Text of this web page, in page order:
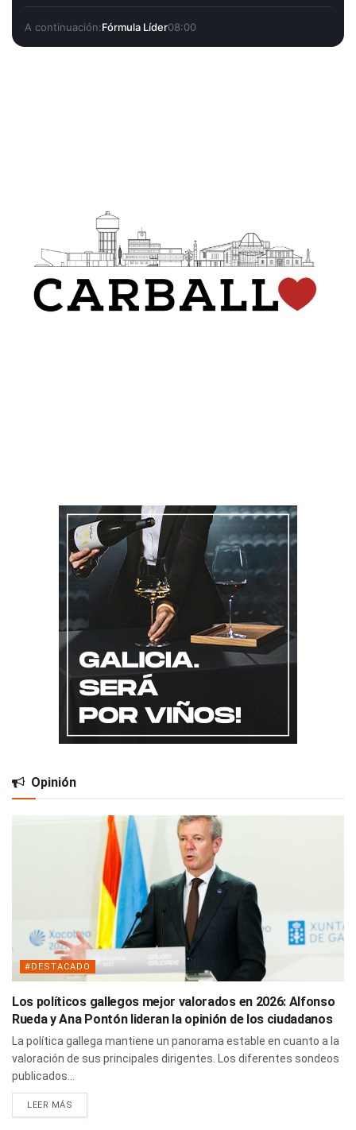
A continuación:Fórmula Líder08:00
Opinión
#DESTACADO
Los políticos gallegos mejor valorados en 2026: Alfonso
Rueda y Ana Pontón lideran la opinión de los ciudadanos
La política gallega mantiene un panorama estable en cuanto a la
valoración de sus principales dirigentes. Los diferentes sondeos
publicados...
LEER MÁS